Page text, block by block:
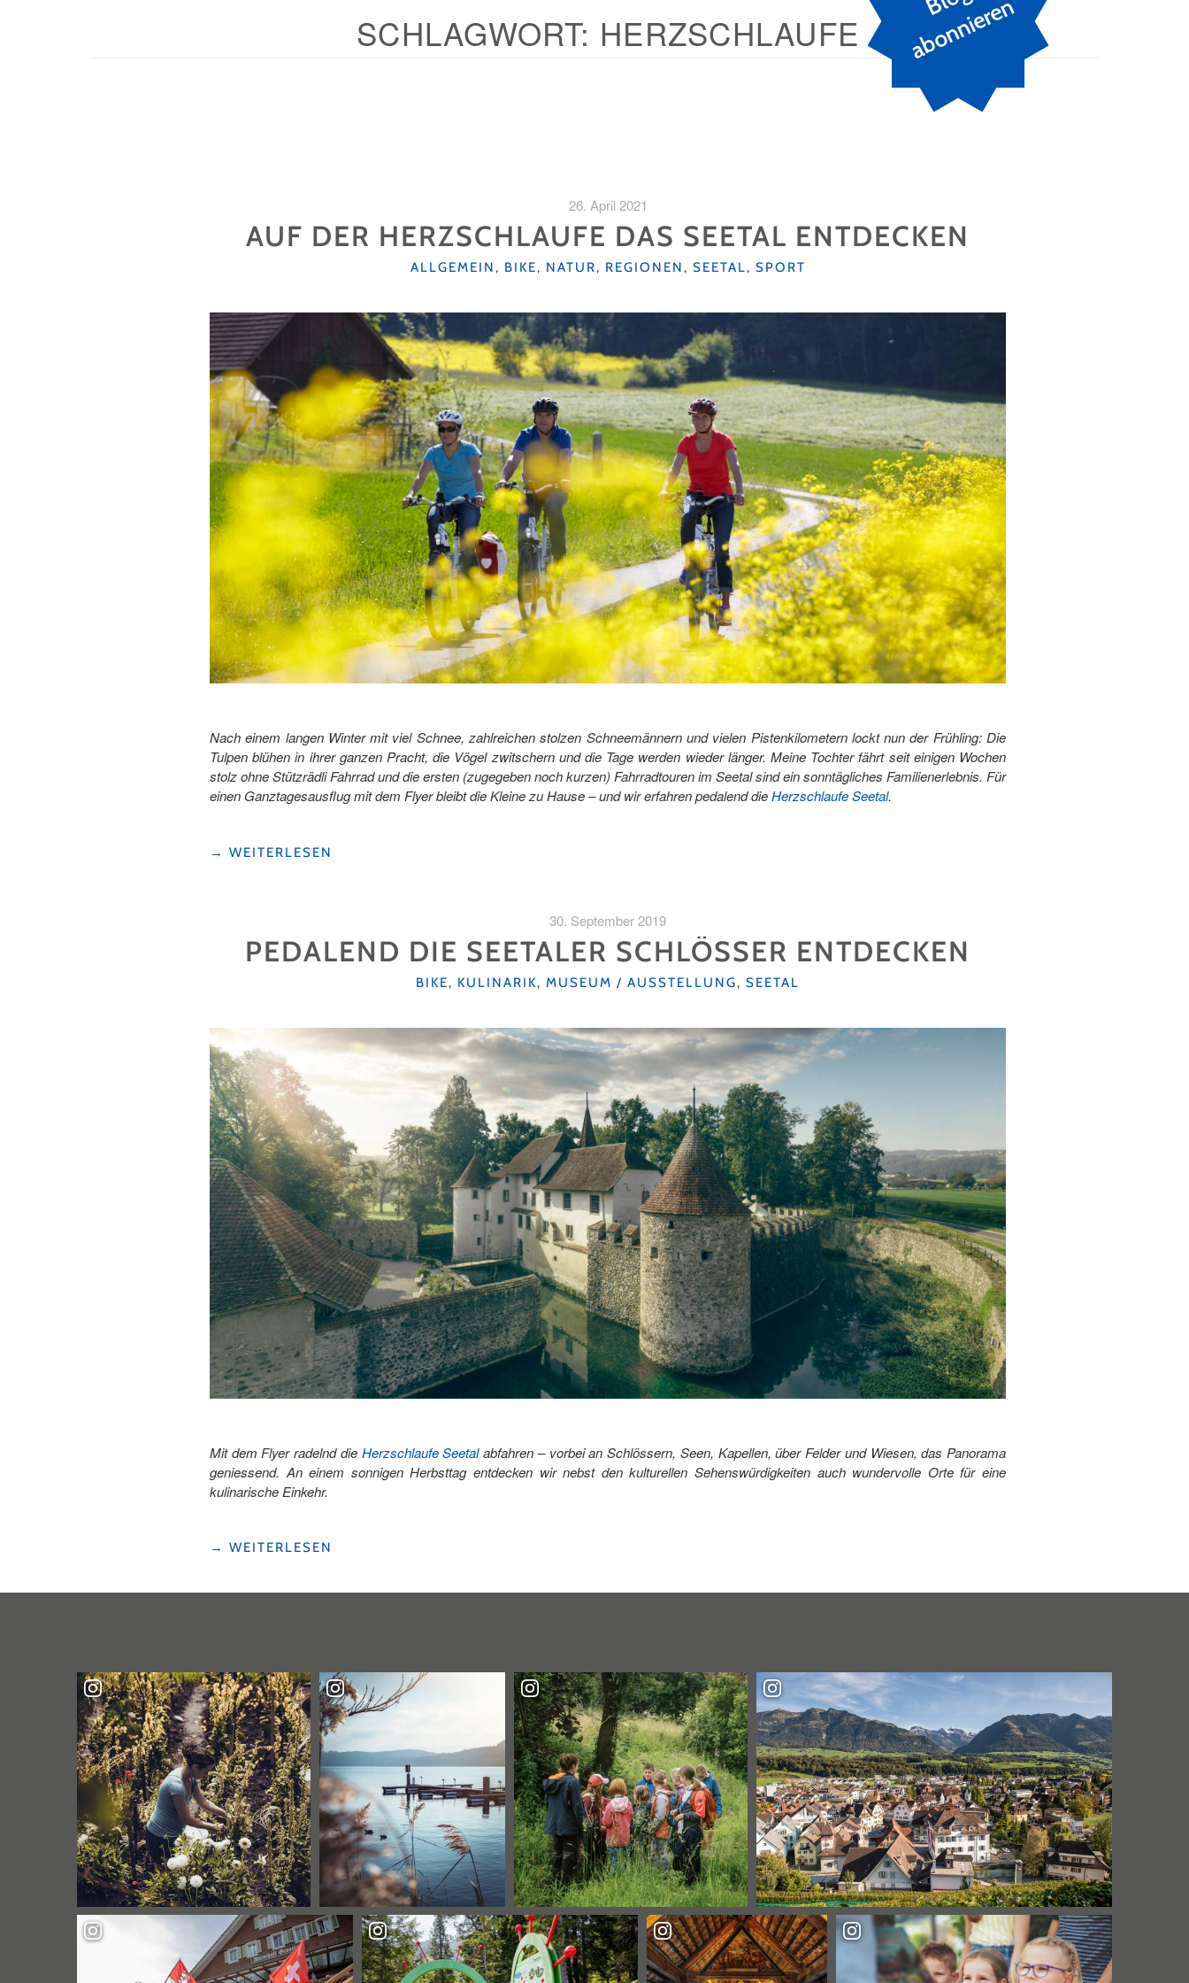
n
SCHLAGWORT: HERZSCHLAUFE
26. April 2021
AUF DER HERZSCHLAUFE DAS SEETAL ENTDECKEN
KATEGORIEN
ALLGEMEIN, BIKE, NATUR, REGIONEN, SEETAL, SPORT
Nach einem langen Winter mit viel Schnee, zahlreichen stolzen Schneemännern und vielen Pistenkilometern lockt nun der Frühling: Die
Tulpen blühen in ihrer ganzen Pracht, die Vögel zwitschern und die Tage werden wieder länger. Meine Tochter fährt seit einigen Wochen
stolz ohne Stützrädli Fahrrad und die ersten (zugegeben noch kurzen) Fahrradtouren im Seetal sind ein sonntägliches Familienerlebnis. Für
einen Ganztagesausflug mit dem Flyer bleibt die Kleine zu Hause – und wir erfahren pedalend dieHerzschlaufe Seetal.
"AUF
ENTDECKEN"
→ WEITERLESEN
30. September 2019
PEDALEND DIE SEETALER SCHLÖSSER ENTDECKEN
KATEGORIEN
BIKE, KULINARIK, MUSEUM / AUSSTELLUNG, SEETAL
Mit dem Flyer radelnd die Herzschlaufe Seetalabfahren – vorbei an Schlössern, Seen, Kapellen, über Felder und Wiesen, das Panorama
geniessend. An einem sonnigen Herbsttag entdecken wir nebst den kulturellen Sehenswürdigkeiten auch wundervolle Orte für eine
kulinarische Einkehr.
"PEDALEND
→ WEITERLESEN